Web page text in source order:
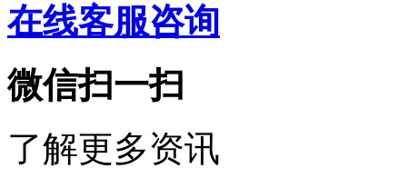
在线客服咨询
微信扫一扫
了解更多资讯